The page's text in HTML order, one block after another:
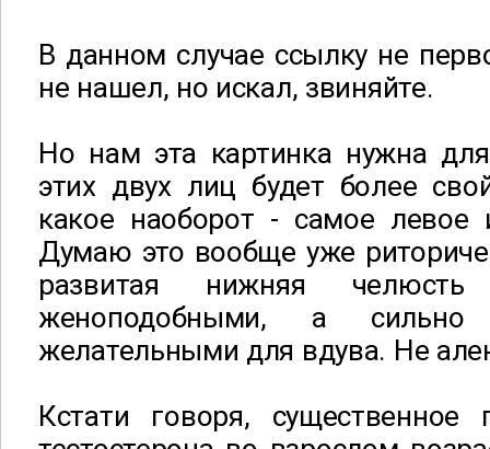
В данном случае ссылку не
не нашел, но искал, звиняйте.
Но нам эта картинка нужна
этих двух лиц будет более
какое наоборот - самое левое
Думаю это вообще уже
развитая нижняя
женоподобными, а сильно
желательными для вдува. Не
Кстати говоря, существенное